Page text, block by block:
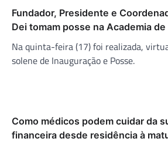
Fundador, Presidente e
Dei tomam posse na Academia
Na quinta-feira (17) foi realizada,
solene de Inauguração e Posse.
Como médicos podem cuidar da
financeira desde residência à